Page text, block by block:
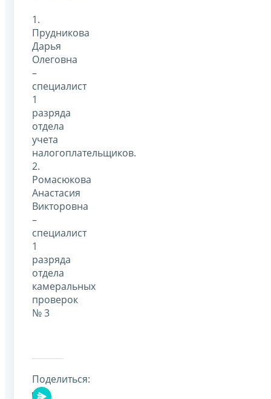
1.
Прудникова
Дарья
Олеговна
–
специалист
1
разряда
отдела
учета
налогоплательщиков.
2.
Ромасюкова
Анастасия
Викторовна
–
специалист
1
разряда
отдела
камеральных
проверок
№ 3
Поделиться: